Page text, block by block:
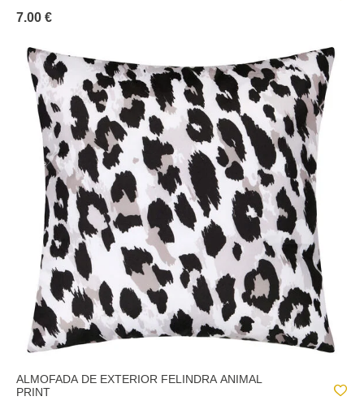
7.00 €
ALMOFADA DE EXTERIOR FELINDRA ANIMAL
PRINT